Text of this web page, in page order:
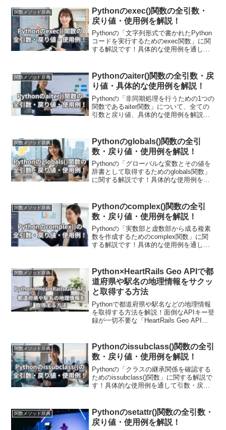
用例も紹介しています！動的なプログラ
ム実行や計算、式の評価が迅速に行えま
す！
関数メソッド辞典
Pythonのexec()関数の全引数・
戻り値・使用例を解説！
Pythonの「文字列形式で書かれたPython
コードを実行するためのexec関数」に関
する解説です！具体的な使用例を通して
使用例も紹介しています！動的なコード
生成や実行が必要な場面でよく用いま
す！
関数メソッド辞典
Pythonのaiter()関数の全引数・戻
り値・具体的な使用例を解説！
Pythonの「非同期処理を行うための1つの
関数であるaiter関数」について、全ての
引数と戻り値、具体的な使用例を解説し
aiter関数の構文、戻り値について具体的
なコード例を交えながら解説しており、
処理のイメージをつかんでいただけま
す！
関数メソッド辞典
Pythonのglobals()関数の全引
数・戻り値・使用例を解説！
Pythonの「グローバルな変数とその値を
辞書として取得するためのglobals関数」
に関する解説です！具体的な使用例を通
応用使用例も紹介しています！デバッグ
や動的なプログラム作成時に、変数の内
容を確認したり変数の一覧を取得したり
する際に有用です。
関数メソッド辞典
Pythonのcomplex()関数の全引
数・戻り値・使用例を解説！
Pythonの「実数部と虚数部から成る複素
数を作成するためのcomplex関数」に関
する解説です！具体的な使用例を通して
使用例も紹介しています！
関数メソッド辞典
Python×HeartRails Geo APIで都
道府県や駅名の地理情報をサクッ
と取得する方法
Pythonで都道府県や駅名などの地理情報
を取得する方法を解説！面倒なAPIキー登
録が一切不要な「HeartRails Geo API」
とともにわかりやすく紹介します。
関数メソッド辞典
Pythonのissubclass()関数の全引
数・戻り値・使用例を解説！
Pythonの「クラスの継承関係を確認する
ためのissubclass()関数」に関する解説で
す！具体的な使用例を通して引数・戻り
介しています！クラス間の階層構造を理
解するのに役立ちます。
関数メソッド辞典
Pythonのsetattr()関数の全引数・
戻り値・使用例を解説！